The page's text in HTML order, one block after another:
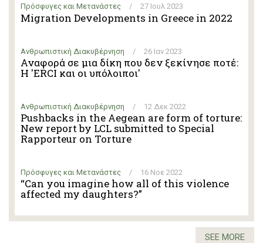
Πρόσφυγες και Μετανάστες / 27 Ιουλ 2023
Migration Developments in Greece in 2022
Ανθρωπιστική Διακυβέρνηση / 26 Ιαν 2023
Αναφορά σε μια δίκη που δεν ξεκίνησε ποτέ:
Η 'ERCI και οι υπόλοιποι'
Ανθρωπιστική Διακυβέρνηση / 12 Δεκ 2022
Pushbacks in the Aegean are form of torture:
New report by LCL submitted to Special
Rapporteur on Torture
Πρόσφυγες και Μετανάστες / 16 Νοε 2022
“Can you imagine how all of this violence
affected my daughters?”
SEE MORE